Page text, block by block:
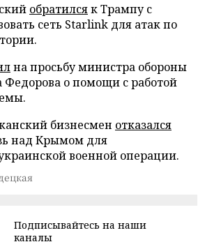
обратилсяк Трампу с
сеть Starlink для атак по
на просьбу министра обороны
о помощи с работой
бизнесмен отказался
над Крымом для
военной операции.
Подписывайтесь на наши
каналы